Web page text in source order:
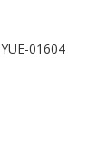
YUE-01604